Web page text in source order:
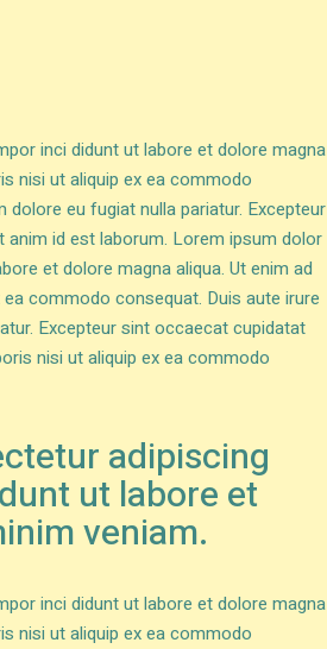
inci didunt ut labore et dolore magna
nisi ut aliquip ex ea commodo
eu fugiat nulla pariatur. Excepteur
id est laborum. Lorem ipsum dolor
et dolore magna aliqua. Ut enim ad
commodo consequat. Duis aute irure
Excepteur sint occaecat cupidatat
nisi ut aliquip ex ea commodo
adipiscing
ut labore et
veniam.
inci didunt ut labore et dolore magna
nisi ut aliquip ex ea commodo